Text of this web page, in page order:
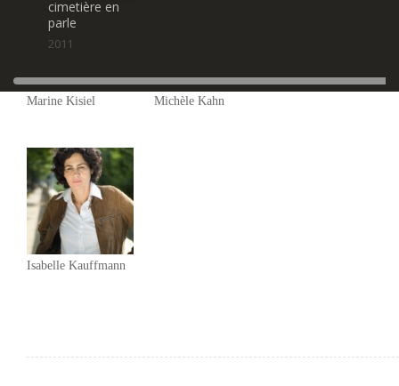
cimetière en
parle
2011
Marine Kisiel Michèle Kahn
Isabelle Kauffmann